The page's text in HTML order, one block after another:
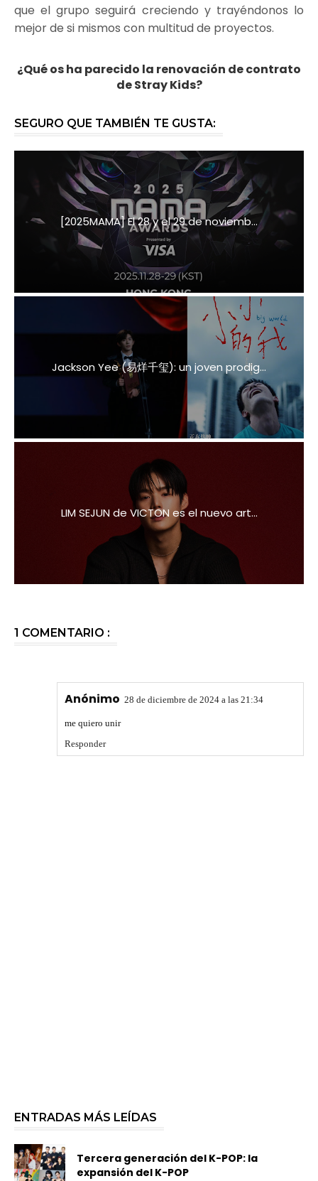
que el grupo seguirá creciendo y trayéndonos lo
mejor de si mismos con multitud de proyectos.
¿Qué os ha parecido la renovación de contrato
de Stray Kids?
SEGURO QUE TAMBIÉN TE GUSTA:
[2025MAMA] El 28 y el 29 de noviemb...
Jackson Yee (易烊千玺): un joven prodig...
LIM SEJUN de VICTON es el nuevo art...
1 COMENTARIO :
Anónimo 28 de diciembre de 2024 a las 21:34
me quiero unir
Responder
ENTRADAS MÁS LEÍDAS
Tercera generación del K-POP: la
expansión del K-POP